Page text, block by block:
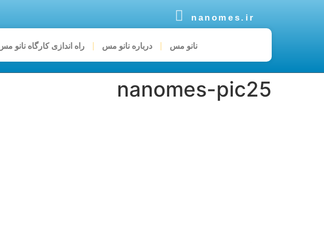
nanomes.ir
نانو مس درباره نانو مس راه اندازی کارگاه نانو
nanomes-pic25